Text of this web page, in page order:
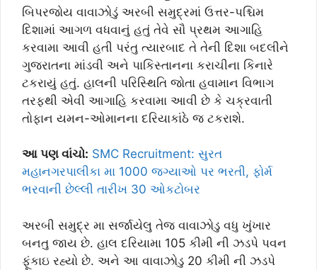
બિપરજોય વાવાઝોડું અરબી સમુદ્રમાં ઉત્તર-પશ્ચિમ
દિશામાં આગળ વધવાનું હતું તેવે સૌ પ્રથમ આગાહિ
કરવામા આવી હતી પરંતુ ત્યારબાદ તે તેની દિશા બદલીને
ગુજરાતના માંડવી અને પાકિસ્તાનના કરાચીના કિનારે
ટકરાયું હતું. હાલની પરિસ્થિતિ જોતા હવામાન વિભાગ
તરફથી એવી આગાહિ કરવામા આવી છે કે ચક્રવાતી
તોફાન યમન-ઓમાનના દરિયાકાંઠે જ ટકરાશે.
આ પણ વાંચો: SMC Recruitment: સુરત
મહાનગરપાલીકા મા 1000 જગ્યાઓ પર ભરતી, ફોર્મ
ભરવાની છેલ્લી તારીખ 30 ઓકટોબર
અરબી સમુદ્ર મા સર્જાયેલુ તેજ વાવાઝોડુ વધુ ખુંખાર
બનતુ જાય છે. હાલ દરિયામા 105 કીમી ની ઝડપે પવન
ફૂંકાઇ રહ્યો છે. અને આ વાવાઝોડુ 20 કીમી ની ઝડપે